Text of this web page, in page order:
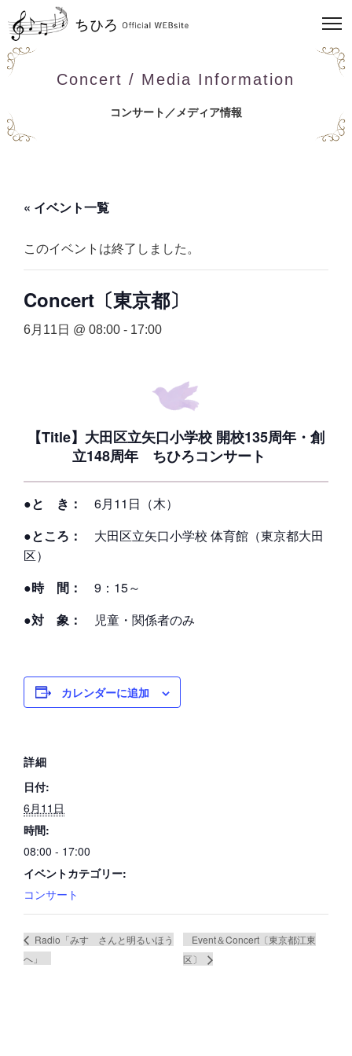
Concert / Media Information
コンサート／メディア情報
« イベント一覧
このイベントは終了しました。
Concert〔東京都〕
6月11日 @ 08:00 - 17:00
【Title】大田区立矢口小学校 開校135周年・創
立148周年 ちひろコンサート
●と き：
6月11日（木）
●ところ：
大田区立矢口小学校 体育館（東京都大田
区）
●時 間：
9：15～
●対 象：
児童・関係者のみ
カレンダーに追加
詳細
日付:
6月11日
時間:
08:00 - 17:00
イベントカテゴリー:
コンサート
Radio「みすゞさんと明るいほう
へ」
Event＆Concert〔東京都江東
区〕